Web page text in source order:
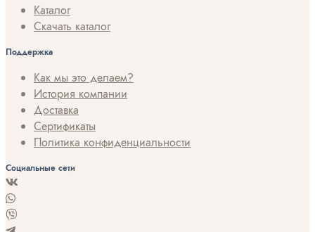
Каталог
Скачать каталог
Поддержка
Как мы это делаем?
История компании
Доставка
Сертификаты
Политика конфиденциальности
Социальные сети